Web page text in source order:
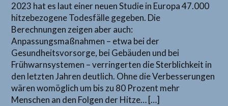
2023 hat es laut einer neuen Studie in Europa 47.000
hitzebezogene Todesfälle gegeben. Die
Berechnungen zeigen aber auch:
Anpassungsmaßnahmen – etwa bei der
Gesundheitsvorsorge, bei Gebäuden und bei
Frühwarnsystemen – verringerten die Sterblichkeit in
den letzten Jahren deutlich. Ohne die Verbesserungen
wären womöglich um bis zu 80 Prozent mehr
Menschen an den Folgen der Hitze… […]